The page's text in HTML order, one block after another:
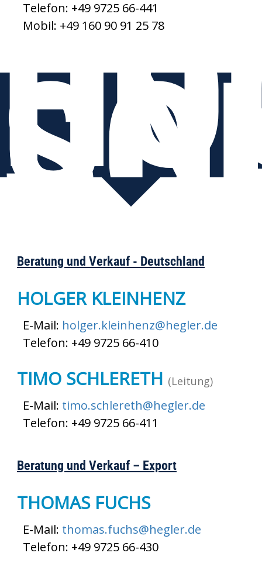
Telefon: +49 9725 66-441
Mobil: +49 160 90 91 25 78
Beratung und Verkauf - Deutschland
HOLGER KLEINHENZ
E-Mail: holger.kleinhenz@hegler.de
Telefon: +49 9725 66-410
TIMO SCHLERETH (Leitung)
E-Mail: timo.schlereth@hegler.de
Telefon: +49 9725 66-411
Beratung und Verkauf – Export
THOMAS FUCHS
E-Mail: thomas.fuchs@hegler.de
Telefon: +49 9725 66-430